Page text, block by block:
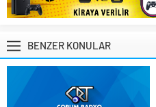
BENZER KONULAR